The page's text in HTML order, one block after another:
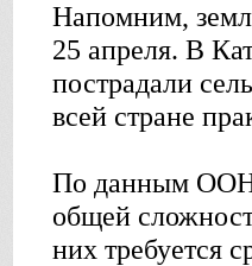
Напомним,
25 апреля. В
пострадали
всей стране
По данным ООН,
общей
них требуется